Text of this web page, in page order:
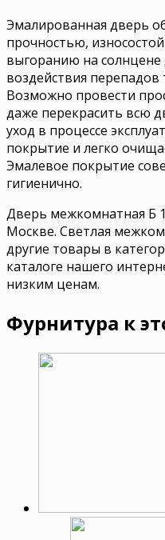
Эмалированная дверь
прочностью,
выгоранию на солнцене
воздействия
Возможно провести
даже перекрасить всю
уход в процессе
покрытие и легко
Эмалевое покрытие
гигиенично.
Дверь межкомнатная Б
Москве. Светлая
другие товары в
каталоге нашего
низким ценам.
Фурнитура к